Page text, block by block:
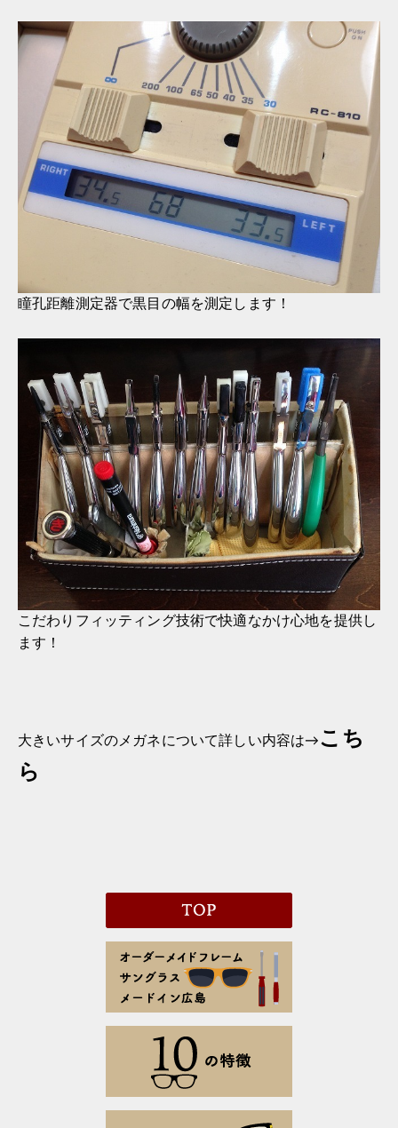
瞳孔距離測定器で黒目の幅を測定します！
こだわりフィッティング技術で快適なかけ心地を提供し
ます！
大きいサイズのメガネについて詳しい内容は→こち
ら